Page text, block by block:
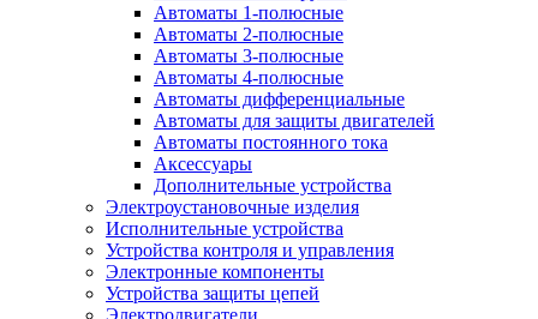
Автоматы 1-полюсные
Автоматы 2-полюсные
Автоматы 3-полюсные
Автоматы 4-полюсные
Автоматы дифференциальные
Автоматы для защиты двигателей
Автоматы постоянного тока
Аксессуары
Дополнительные устройства
Электроустановочные изделия
Исполнительные устройства
Устройства контроля и управления
Электронные компоненты
Устройства защиты цепей
Электродвигатели